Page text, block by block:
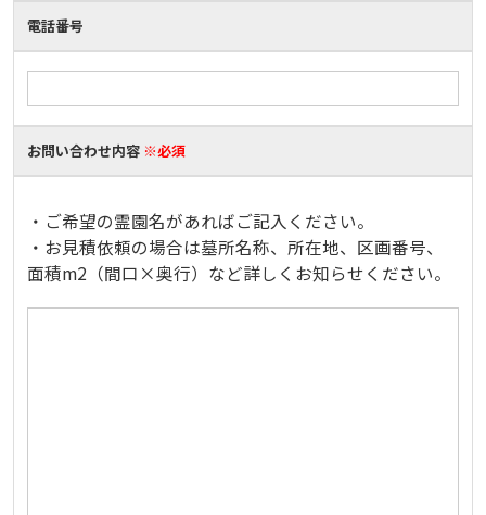
電話番号
お問い合わせ内容 ※必須
・ご希望の霊園名があればご記入ください。
・お見積依頼の場合は墓所名称、所在地、区画番号、
面積m2（間口×奥行）など詳しくお知らせください。